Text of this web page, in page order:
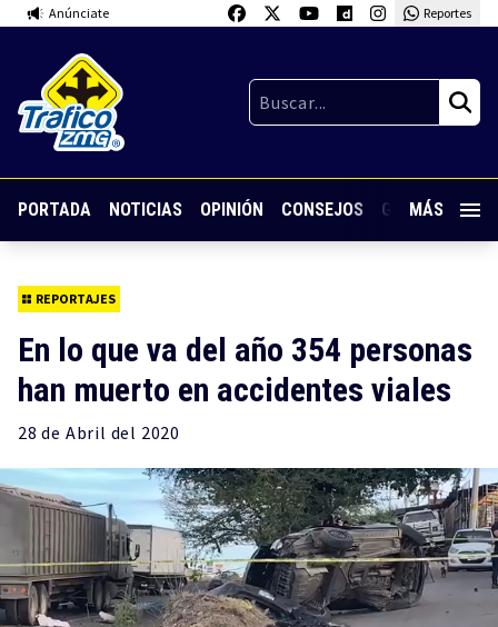
Anúnciate Reportes
PORTADA NOTICIAS OPINIÓN CONSEJOS GUARDIA
MÁS
REPORTAJES
En lo que va del año 354 personas
han muerto en accidentes viales
28 de Abril del 2020